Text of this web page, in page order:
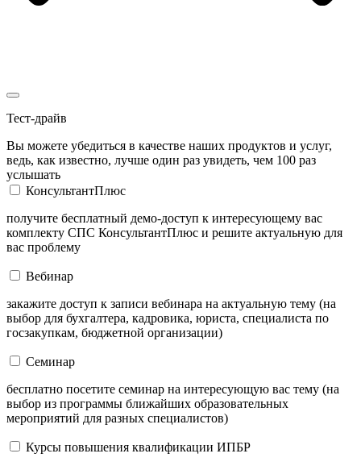
Тест-драйв
Вы можете убедиться в качестве наших продуктов и услуг,
ведь, как известно, лучше один раз увидеть, чем 100 раз
услышать
КонсультантПлюс
получите бесплатный демо-доступ к интересующему вас
комплекту СПС КонсультантПлюс и решите актуальную для
вас проблему
Вебинар
закажите доступ к записи вебинара на актуальную тему (на
выбор для бухгалтера, кадровика, юриста, специалиста по
госзакупкам, бюджетной организации)
Семинар
бесплатно посетите семинар на интересующую вас тему (на
выбор из программы ближайших образовательных
мероприятий для разных специалистов)
Курсы повышения квалификации ИПБР